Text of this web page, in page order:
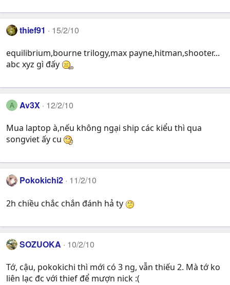
thief91 15/2/10
equilibrium,bourne trilogy,max payne,hitman,shooter...
abc xyz gì đấy
A Av3X 12/2/10
Mua laptop à,nếu không ngại ship các kiểu thì qua
songviet ấy cu
Pokokichi2 11/2/10
2h chiều chắc chắn đánh hả ty
SOZUOKA 10/2/10
Tớ, cậu, pokokichi thì mới có 3 ng, vẫn thiếu 2. Mà tớ ko
liên lạc đc với thief để mượn nick :(